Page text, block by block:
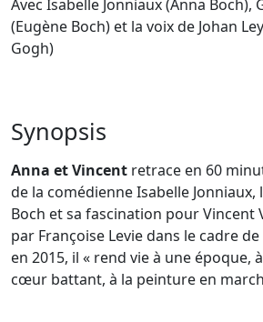
Avec Isabelle Jonniaux (Anna Boch),
(Eugène Boch) et la voix de Johan
Gogh)
Synopsis
Anna et Vincent retrace en 60
de la comédienne Isabelle
Boch et sa fascination pour Vincent
par Françoise Levie dans le cadre de
en 2015, il « rend vie à une époque,
cœur battant, à la peinture en